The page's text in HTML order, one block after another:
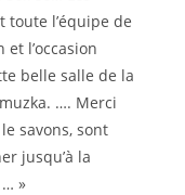
l’équipe de
et l’occasion
belle salle de la
…. Merci
savons, sont
jusqu’à la
»